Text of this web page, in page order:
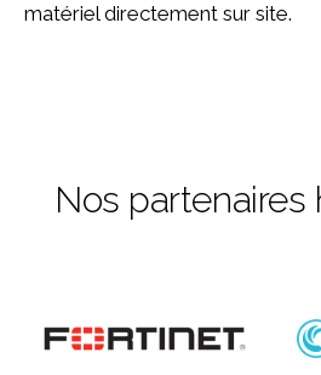
matériel directement sur site.
Nos